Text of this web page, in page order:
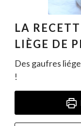
LA
LIÈGE DE
Des gaufres
!